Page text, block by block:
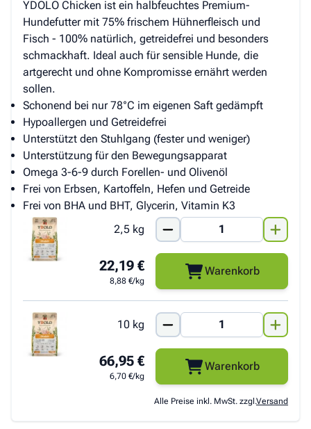
YDOLO Chicken ist ein halbfeuchtes Premium-
Hundefutter mit 75% frischem Hühnerfleisch und
Fisch - 100% natürlich, getreidefrei und besonders
schmackhaft. Ideal auch für sensible Hunde, die
artgerecht und ohne Kompromisse ernährt werden
sollen.
Schonend bei nur 78°C im eigenen Saft gedämpft
Hypoallergen und Getreidefrei
Unterstützt den Stuhlgang (fester und weniger)
Unterstützung für den Bewegungsapparat
Omega 3-6-9 durch Forellen- und Olivenöl
Frei von Erbsen, Kartoffeln, Hefen und Getreide
Frei von BHA und BHT, Glycerin, Vitamin K3
2,5 kg
22,19 €
8,88 €/kg
Warenkorb
10 kg
66,95 €
6,70 €/kg
Warenkorb
Alle Preise inkl. MwSt. zzgl.Versand